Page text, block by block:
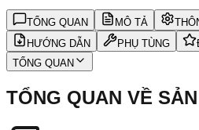
TỔNG QUAN MÔ TẢ
HƯỚNG DẪN
PHỤ TÙNG
TỔNG QUAN
TỔNG QUAN VỀ